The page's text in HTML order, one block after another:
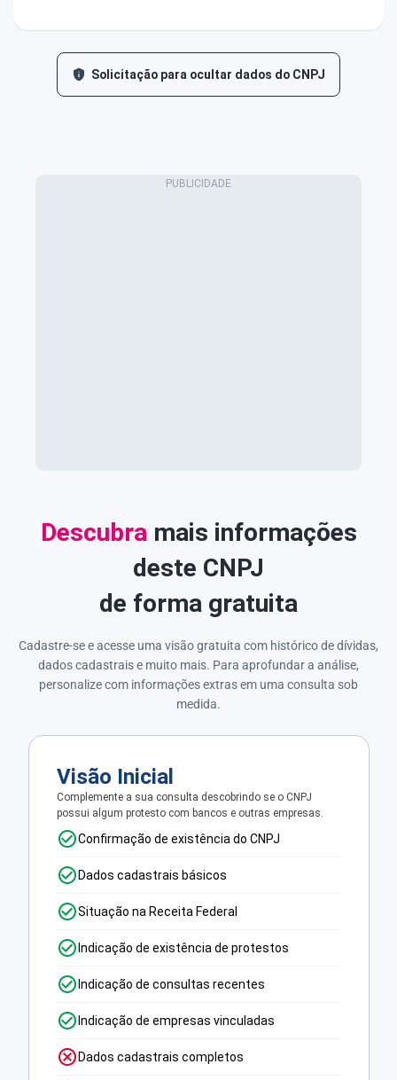
Solicitação para ocultar dados do CNPJ
Descubramais informações
deste CNPJ
de forma gratuita
Cadastre-se e acesse uma visão gratuita com histórico de dívidas,
dados cadastrais e muito mais. Para aprofundar a análise,
personalize com informações extras em uma consulta sob
medida.
Visão Inicial
Complemente a sua consulta descobrindo se o CNPJ
possui algum protesto com bancos e outras empresas.
Confirmação de existência do CNPJ
Dados cadastrais básicos
Situação na Receita Federal
Indicação de existência de protestos
Indicação de consultas recentes
Indicação de empresas vinculadas
Dados cadastrais completos